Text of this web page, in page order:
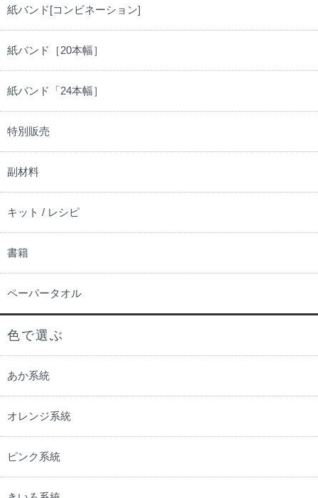
紙バンド[コンビネーション]
紙バンド［20本幅］
紙バンド「24本幅］
特別販売
副材料
キット / レシピ
書籍
ペーパータオル
色で選ぶ
あか系統
オレンジ系統
ピンク系統